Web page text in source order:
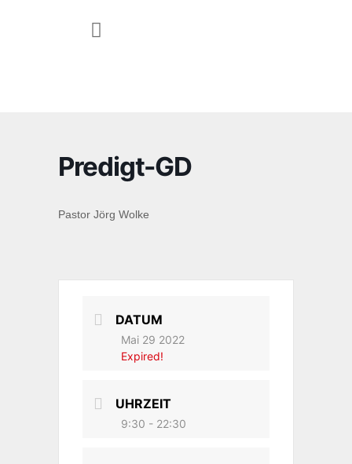
Predigt-GD
Pastor Jörg Wolke
DATUM
Mai 29 2022
Expired!
UHRZEIT
9:30 - 22:30